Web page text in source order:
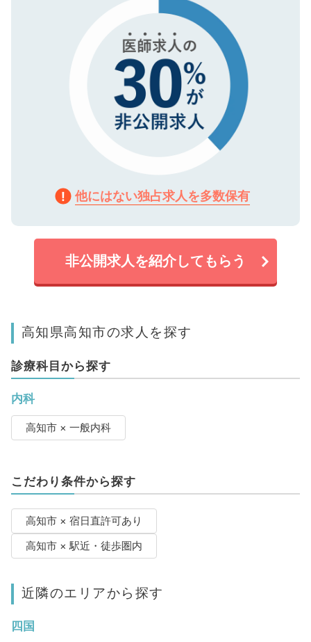
で、機密保持に関してもご安心ください。
他にはない独占求人を多数保有
非公開求人を紹介してもらう
高知県高知市の求人を探す
診療科目から探す
内科
高知市 × 一般内科
こだわり条件から探す
高知市 × 宿日直許可あり
高知市 × 駅近・徒歩圏内
近隣のエリアから探す
四国